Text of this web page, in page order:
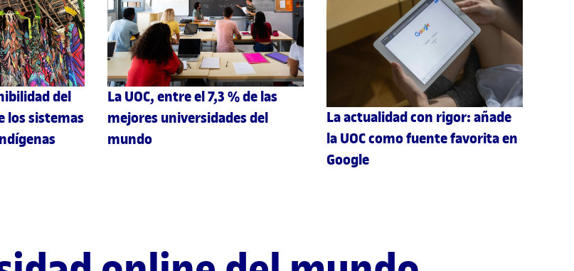
del
los sistemas
La UOC, entre el 7,3 % de las
mejores universidades del
mundo
La actualidad con rigor: añade
la UOC como fuente favorita en
Google